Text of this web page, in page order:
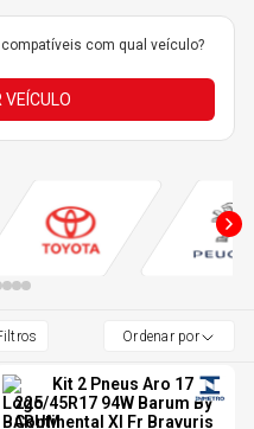
com qual veículo?
VEÍCULO
Ordenar por